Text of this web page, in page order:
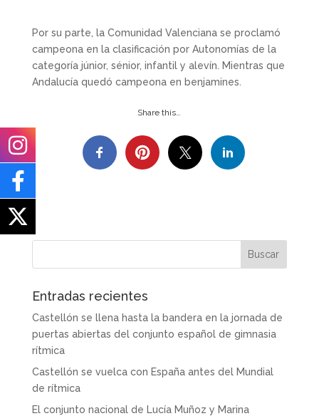
Por su parte, la Comunidad Valenciana se proclamó
campeona en la clasificación por Autonomías de la
categoría júnior, sénior, infantil y alevín. Mientras que
Andalucía quedó campeona en benjamines.
Share this…
Entradas recientes
Castellón se llena hasta la bandera en la jornada de
puertas abiertas del conjunto español de gimnasia
rítmica
Castellón se vuelca con España antes del Mundial
de rítmica
El conjunto nacional de Lucía Muñoz y Marina